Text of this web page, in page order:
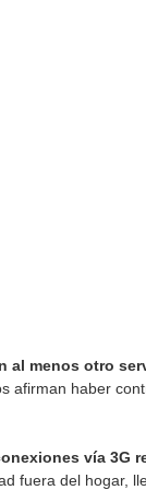
al menos otro
afirman haber
vía 3G
fuera del hogar,